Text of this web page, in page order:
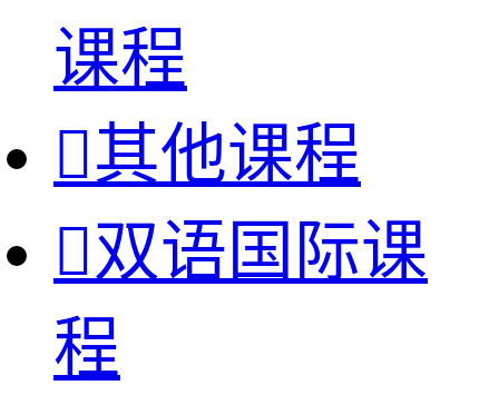
课程
其他课程
双语国际课
程